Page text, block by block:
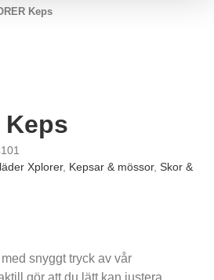
Keps
Keps
Xplorer, Kepsar & mössor, Skor &
snyggt tryck av vår
gör att du lätt kan justera